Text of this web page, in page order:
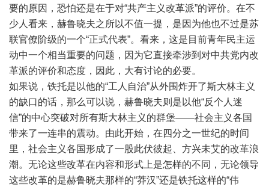
要的原因，恐怕还是在于对“共产主义改革派”的评价。在不
少人看来，赫鲁晓夫之所以不值一提，是因为他也不过是苏
联官僚阶级的一个“正式代表”。看来，这是目前青年民主运
动中一个相当重要的问题，因为它直接牵涉到对中共党内改
革派的评价和态度，因此，大有讨论的必要。
如果说，铁托是以他的“工人自治”从外围炸开了斯大林主义
的缺口的话，那么可以说，赫鲁晓夫则是以他“反个人迷
信”的中心突破对所有斯大林主义的群堡——社会主义各国
带来了一连串的震动。由此开始，在四分之一世纪的时间
里，社会主义各国形成了一股此伏彼起、方兴未艾的改革浪
潮。无论这些改革在内容和形式上是怎样的不同，无论领导
这些改革的是赫鲁晓夫那样的“莽汉”还是铁托这样的“伟